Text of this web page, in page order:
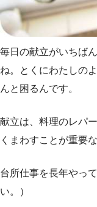
毎日の献立がいちば
ね。とくにわたしの
んと困るんです。
献立は、料理のレパ
くまわすことが重要
台所仕事を長年やっ
い。）